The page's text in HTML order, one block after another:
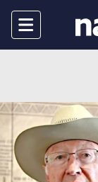
Menu